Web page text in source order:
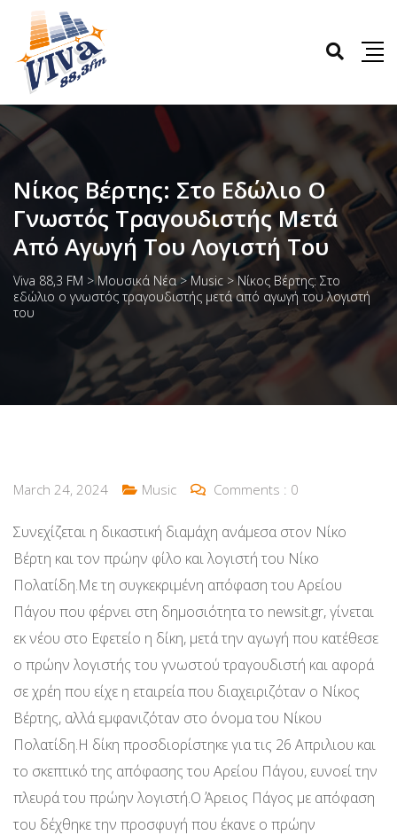
Νίκος Βέρτης: Στο Εδώλιο Ο
Γνωστός Τραγουδιστής Μετά
Από Αγωγή Του Λογιστή Του
Viva 88,3 FM >Μουσικά Νέα>Music >Νίκος Βέρτης: Στο
εδώλιο ο γνωστός τραγουδιστής μετά από αγωγή του λογιστή
του
March 24, 2024 Music Comments : 0
Συνεχίζεται η δικαστική διαμάχη ανάμεσα στον Νίκο
Βέρτη και τον πρώην φίλο και λογιστή του Νίκο
Πολατίδη.Με τη συγκεκριμένη απόφαση του Αρείου
Πάγου που φέρνει στη δημοσιότητα το newsit.gr, γίνεται
εκ νέου στο Εφετείο η δίκη, μετά την αγωγή που κατέθεσε
ο πρώην λογιστής του γνωστού τραγουδιστή και αφορά
σε χρέη που είχε η εταιρεία που διαχειριζόταν ο Νίκος
Βέρτης, αλλά εμφανιζόταν στο όνομα του Νίκου
Πολατίδη.Η δίκη προσδιορίστηκε για τις 26 Απριλιου και
το σκεπτικό της απόφασης του Αρείου Πάγου, ευνοεί την
πλευρά του πρώην λογιστή.Ο Άρειος Πάγος με απόφαση
του δέχθηκε την προσφυγή που έκανε ο πρώην